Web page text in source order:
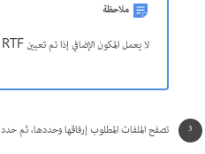
ملاحظة
لا يعمل المكون الإضافي إذا تم تعيين RTF كتنسيق افتراضي لرسائل البريد الإلكتروني. لاستخدام المكون الإضافي، قم بالتبديل إلى تنسيق HTML.
تصفح الملفات المطلوب إرفاقها وحددها، ثم حدد